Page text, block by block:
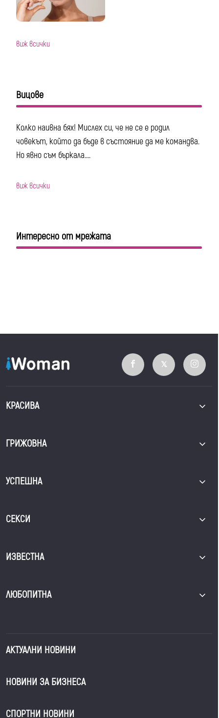
виж всички
Вицове
Колко наивна бях! Мислех си, че не се е родил
човекът, който да бъде в състояние да ме командва.
Но явно съм бъркала....
виж всички
Интересно от мрежата
КРАСИВА
ГРИЖОВНА
УСПЕШНА
СЕКСИ
ИЗВЕСТНА
ЛЮБОПИТНА
АКТУАЛНИ НОВИНИ
НОВИНИ ЗА БИЗНЕСА
СПОРТНИ НОВИНИ